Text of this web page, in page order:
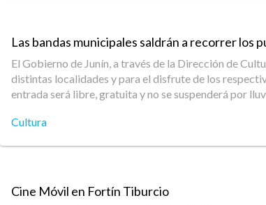
Las bandas municipales saldrán a recorrer los
El Gobierno de Junín, a través de la Dirección de
distintas localidades y para el disfrute de los
entrada será libre, gratuita y no se suspenderá por
Cultura
Cine Móvil en Fortín Tiburcio